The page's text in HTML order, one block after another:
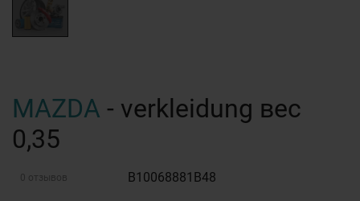
MAZDA - verkleidung вес
0,35
0 отзывов B10068881B48